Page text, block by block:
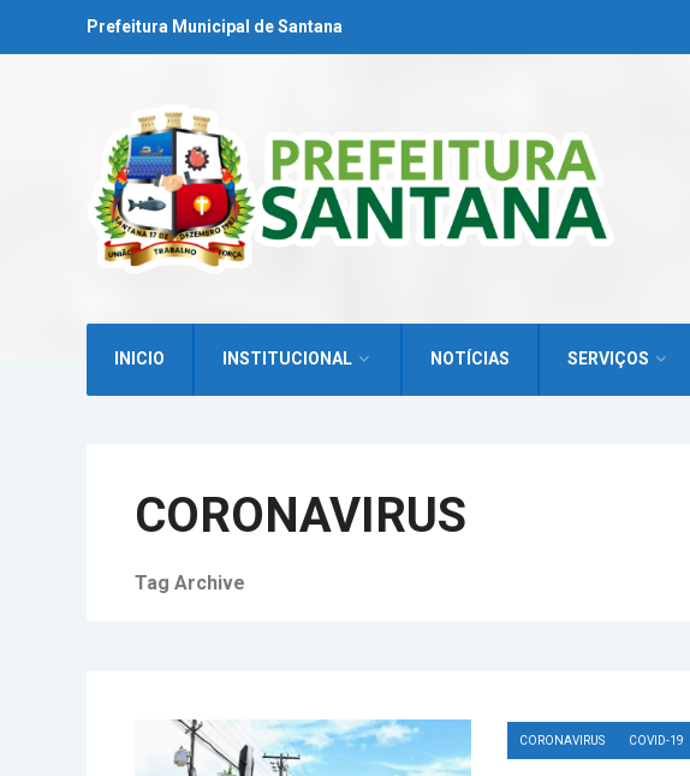
Prefeitura Municipal de Santana
INICIO INSTITUCIONAL NOTÍCIAS SERVIÇOS
CORONAVIRUS
Tag Archive
CORONAVIRUS COVID-19